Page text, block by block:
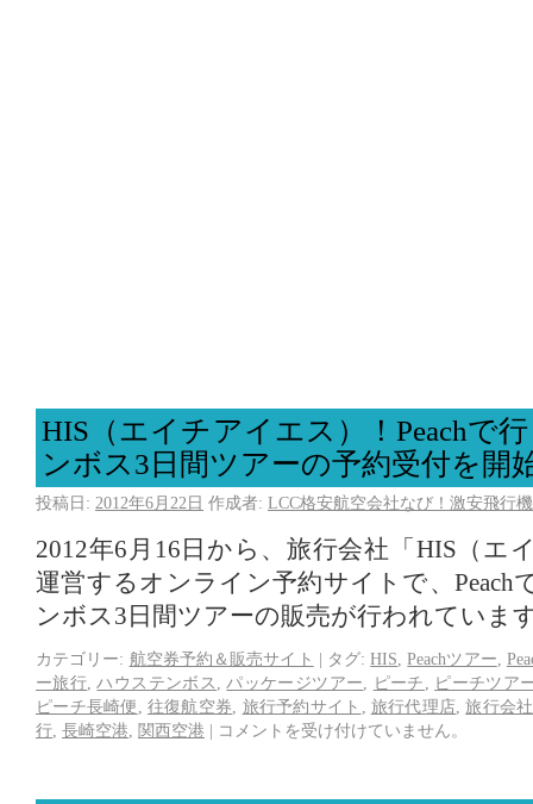
HIS（エイチアイエス）！Peachで
ンボス3日間ツアーの予約受付を開
投稿日: 2012年6月22日 作成者: LCC格安航空会社なび！激安飛行
2012年6月16日から、旅行会社「HIS（エ
運営するオンライン予約サイトで、Peach
ンボス3日間ツアーの販売が行われていま
カテゴリー: 航空券予約＆販売サイト | タグ: HIS ,Peachツアー
ー旅行 ,ハウステンボス パッケージツアー ピーチ
ピーチツア
ピーチ長崎便
往復航空券 旅行予約サイト 旅行代理店 ,旅行会社
行 長崎空港 関西空港 | コメントを受け付けていません。